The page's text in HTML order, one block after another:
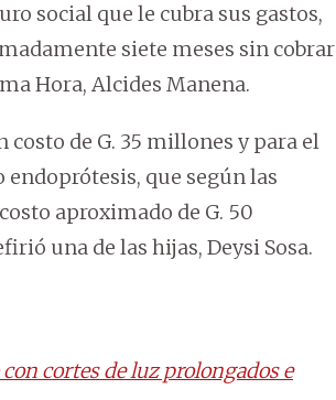
social que le cubra sus gastos,
siete meses sin cobrar
Hora, Alcides Manena.
costo de G. 35 millones y para el
que según las
aproximado de G. 50
una de las hijas, Deysi Sosa.
cortes de luz prolongados e